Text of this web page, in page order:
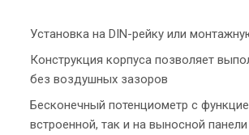
Установка на DIN-рейку или
Конструкция корпуса позволяет
без воздушных зазоров
Бесконечный потенциометр с
встроенной, так и на выносной